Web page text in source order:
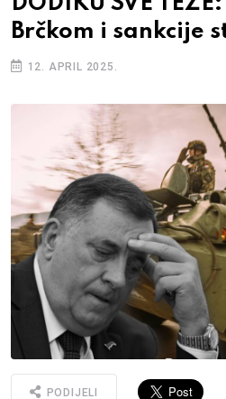
Brčkom i sankcije
12. APRIL 2025.
PODIJELI